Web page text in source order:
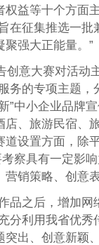
益等十个方面
在征集推选一
强大正能量。”
创意大赛对活动
务的专项主题，
”中小企业品牌
店、旅游民宿、
设置方面，除
考察具有一定影
销策略、创意
品之后，增加
分利用我省优
出、创意新颖